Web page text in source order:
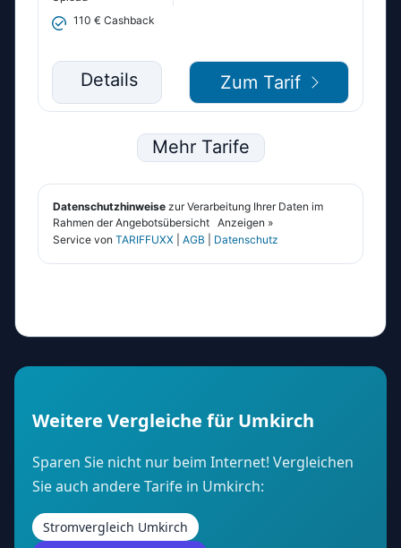
Weitere Vergleiche für Umkirch
Sparen Sie nicht nur beim Internet! Vergleichen
Sie auch andere Tarife in Umkirch:
Stromvergleich Umkirch